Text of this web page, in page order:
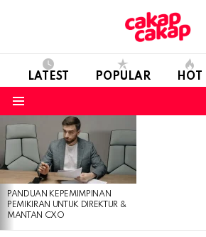
LATEST POPULAR HOT
LATEST
STORIES
PANDUAN KEPEMIMPINAN
PEMIKIRAN UNTUK DIREKTUR &
MANTAN CXO